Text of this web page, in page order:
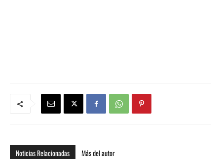
Noticias Relacionadas Más del autor